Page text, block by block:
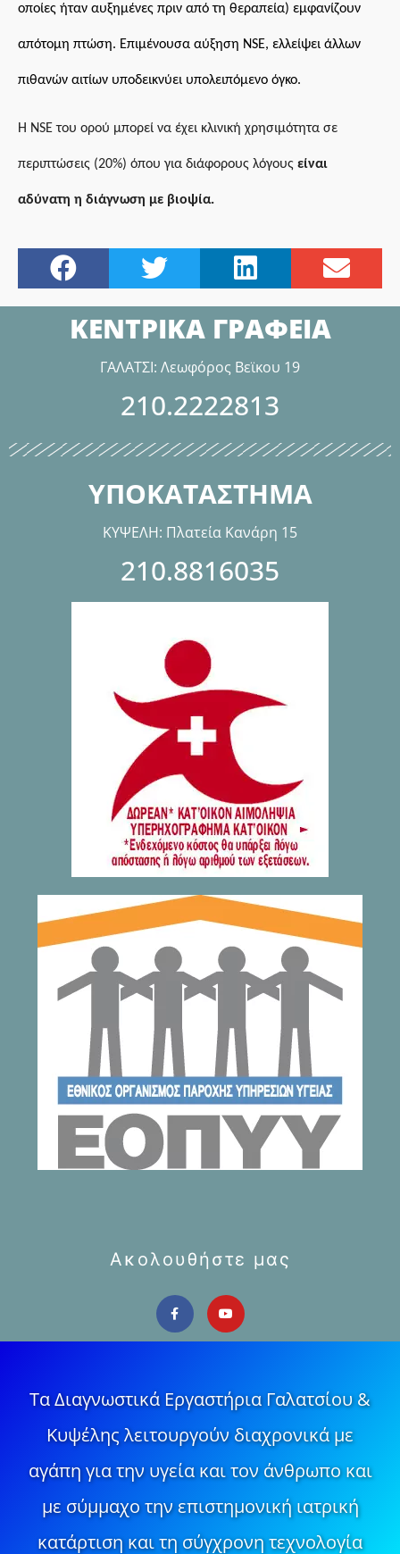
οποίες ήταν αυξημένες πριν από τη θεραπεία) εμφανίζουν
απότομη πτώση. Επιμένουσα αύξηση NSE, ελλείψει άλλων
πιθανών αιτίων υποδεικνύει υπολειπόμενο όγκο.
Η NSE του ορού μπορεί να έχει κλινική χρησιμότητα σε
περιπτώσεις (20%) όπου για διάφορους λόγους είναι
αδύνατη η διάγνωση με βιοψία.
ΚΕΝΤΡΙΚΑ ΓΡΑΦΕΙΑ
ΓΑΛΑΤΣΙ: Λεωφόρος Βεϊκου 19
210.2222813
ΥΠΟΚΑΤΑΣΤΗΜΑ
ΚΥΨΕΛΗ: Πλατεία Κανάρη 15
210.8816035
Ακολουθήστε μας
Τα Διαγνωστικά Εργαστήρια Γαλατσίου &
Κυψέλης λειτουργούν διαχρονικά με
αγάπη για την υγεία και τον άνθρωπο και
με σύμμαχο την επιστημονική ιατρική
κατάρτιση και τη σύγχρονη τεχνολογία